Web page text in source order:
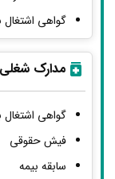
گواهی
مدارک شغلی
گواهی اشتغال
فیش حقوقی
سابقه بیمه